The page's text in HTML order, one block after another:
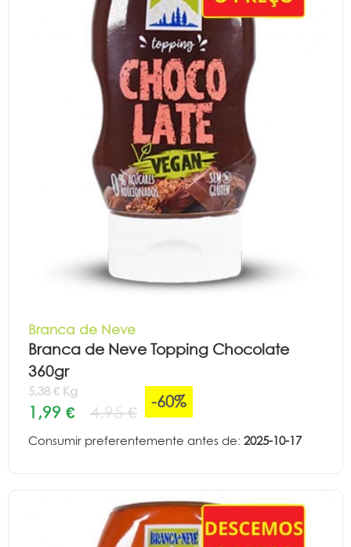
Branca de Neve
Branca de Neve Topping Chocolate
360gr
5,38 € Kg
1,99 € 4,95 €
-60%
Consumir preferentemente antes de: 2025-10-17